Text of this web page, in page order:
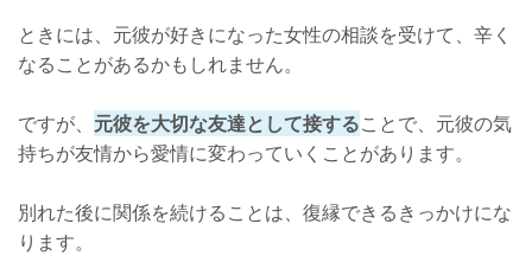
ときには、元彼が好きになった女性の相談を受けて、辛く
なることがあるかもしれません。
ですが、 元彼を大切な友達として接することで、元彼の気
持ちが友情から愛情に変わっていくことがあります。
別れた後に関係を続けることは、復縁できるきっかけにな
ります。